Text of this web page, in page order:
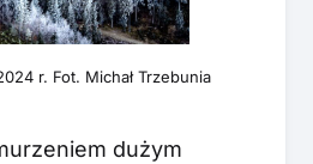
r. Fot. Michał Trzebunia
dużym